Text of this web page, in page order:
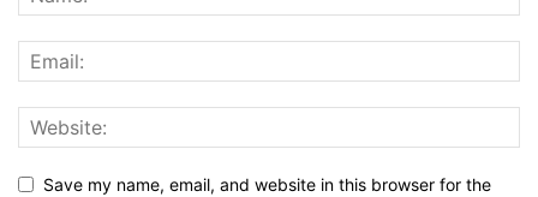
Save my name, email, and website in this browser for the